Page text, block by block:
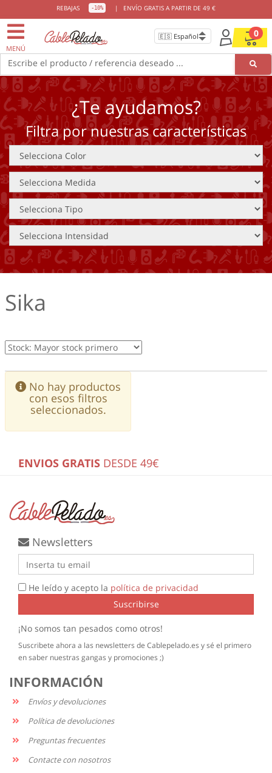
REBAJAS -10% | ENVÍO GRATIS A PARTIR DE 49 €
MENÚ
0
Escribe el producto / referencia deseado ...
¿Te ayudamos?
Filtra por nuestras características
Sika
No hay productos
con esos filtros
seleccionados.
ENVIOS GRATIS DESDE 49€
Newsletters
He leído y acepto la política de privacidad
Suscribirse
¡No somos tan pesados como otros!
Suscribete ahora a las newsletters de Cablepelado.es y sé el primero
en saber nuestras gangas y promociones ;)
INFORMACIÓN
Envíos y devoluciones
Política de devoluciones
Preguntas frecuentes
Contacte con nosotros